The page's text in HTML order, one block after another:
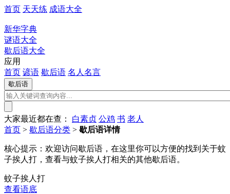
首页 天天练 成语大全
新华字典
谜语大全
歇后语大全
应用
首页 谚语 歇后语 名人名言
大家最近都在查： 白素贞 公鸡 书 老人
首页 > 歇后语分类 > 歇后语详情
核心提示： 欢迎访问歇后语，在这里你可以方便的找到关于蚊
子挨人打，查看与蚊子挨人打相关的其他歇后语。
蚊子挨人打
查看语底